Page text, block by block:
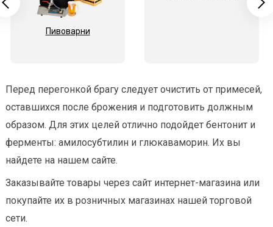
Пивоварни
Перед перегонкой брагу следует очистить от примесей,
оставшихся после брожения и подготовить должным
образом. Для этих целей отлично подойдет бентонит и
ферменты: амилосубтилин и глюкаваморин. Их вы
найдете на нашем сайте.
Заказывайте товары через сайт интернет-магазина или
покупайте их в розничных магазинах нашей торговой
сети.